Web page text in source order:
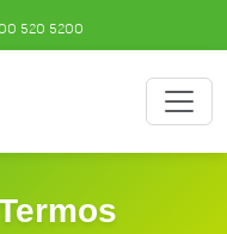
520 5200